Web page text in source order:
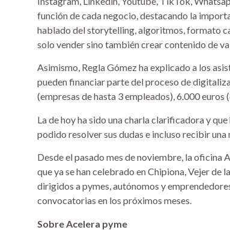
función de cada negocio, destacando la
hablado del storytelling, algoritmos, formato
solo vender sino también crear contenido de
Asimismo, Regla Gómez ha explicado a los
pueden financiar parte del proceso de
(empresas de hasta 3 empleados), 6.000
La de hoy ha sido una charla clarificadora y
podido resolver sus dudas e incluso recibir
Desde el pasado mes de noviembre, la oficina
que ya se han celebrado en Chipiona, Vejer de
dirigidos a pymes, autónomos y
convocatorias en los próximos meses.
Sobre Acelera pyme